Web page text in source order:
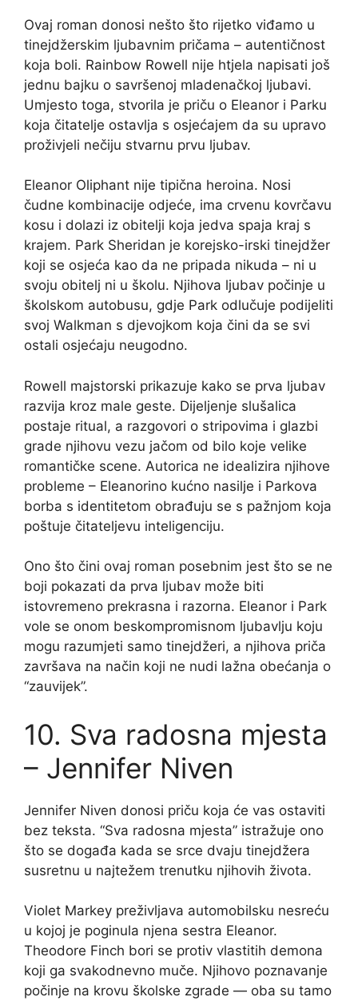
Ovaj roman donosi nešto što rijetko viđamo u
tinejdžerskim ljubavnim pričama – autentičnost
koja boli. Rainbow Rowell nije htjela napisati još
jednu bajku o savršenoj mladenačkoj ljubavi.
Umjesto toga, stvorila je priču o Eleanor i Parku
koja čitatelje ostavlja s osjećajem da su upravo
proživjeli nečiju stvarnu prvu ljubav.
Eleanor Oliphant nije tipična heroina. Nosi
čudne kombinacije odjeće, ima crvenu kovrčavu
kosu i dolazi iz obitelji koja jedva spaja kraj s
krajem. Park Sheridan je korejsko-irski tinejdžer
koji se osjeća kao da ne pripada nikuda – ni u
svoju obitelj ni u školu. Njihova ljubav počinje u
školskom autobusu, gdje Park odlučuje podijeliti
svoj Walkman s djevojkom koja čini da se svi
ostali osjećaju neugodno.
Rowell majstorski prikazuje kako se prva ljubav
razvija kroz male geste. Dijeljenje slušalica
postaje ritual, a razgovori o stripovima i glazbi
grade njihovu vezu jačom od bilo koje velike
romantičke scene. Autorica ne idealizira njihove
probleme – Eleanorino kućno nasilje i Parkova
borba s identitetom obrađuju se s pažnjom koja
poštuje čitateljevu inteligenciju.
Ono što čini ovaj roman posebnim jest što se ne
boji pokazati da prva ljubav može biti
istovremeno prekrasna i razorna. Eleanor i Park
vole se onom beskompromisnom ljubavlju koju
mogu razumjeti samo tinejdžeri, a njihova priča
završava na način koji ne nudi lažna obećanja o
“zauvijek”.
10. Sva radosna mjesta
– Jennifer Niven
Jennifer Niven donosi priču koja će vas ostaviti
bez teksta. “Sva radosna mjesta” istražuje ono
što se događa kada se srce dvaju tinejdžera
susretnu u najtežem trenutku njihovih života.
Violet Markey preživljava automobilsku nesreću
u kojoj je poginula njena sestra Eleanor.
Theodore Finch bori se protiv vlastitih demona
koji ga svakodnevno muče. Njihovo poznavanje
počinje na krovu školske zgrade — oba su tamo